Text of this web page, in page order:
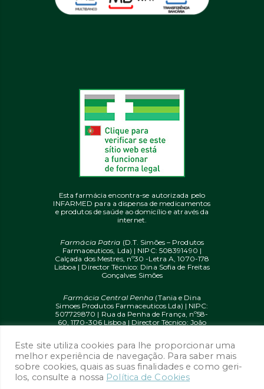
Esta farmácia encontra-se autorizada pelo
INFARMED para a dispensa de medicamentos
e produtos de saúde ao domicílio e através da
internet.
Farmácia Patria (D.T. Simões – Produtos
Farmaceuticos, Lda) | NIPC: 508391490 |
Calçada dos Mestres, nº30 -Letra A, 1070-178
Lisboa | Director Técnico: Dina Sofia de Freitas
Gonçalves Simões
Farmácia Central Penha (Tania e Dina
Simoes Produtos Farmaceuticos Lda) | NIPC:
507729870 | Rua da Penha de França, nº58-
60, 1170-306 Lisboa | Director Técnico: João
© 2020 farmaciaon.pt | Design and
Development: iupi.agencyby Dual Up
Consulting Group
Este site utiliza cookies para lhe proporcionar uma
melhor experiência de navegação. Para saber mais
sobre cookies, quais as suas finalidades e como geri-
los, consulte a nossa Política de Cookies